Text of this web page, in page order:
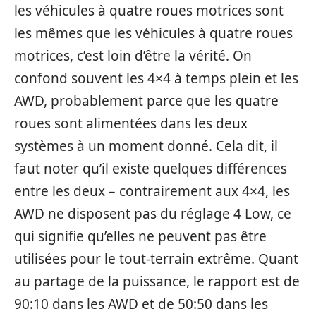
les véhicules à quatre roues motrices sont
les mêmes que les véhicules à quatre roues
motrices, c’est loin d’être la vérité. On
confond souvent les 4×4 à temps plein et les
AWD, probablement parce que les quatre
roues sont alimentées dans les deux
systèmes à un moment donné. Cela dit, il
faut noter qu’il existe quelques différences
entre les deux – contrairement aux 4×4, les
AWD ne disposent pas du réglage 4 Low, ce
qui signifie qu’elles ne peuvent pas être
utilisées pour le tout-terrain extrême. Quant
au partage de la puissance, le rapport est de
90:10 dans les AWD et de 50:50 dans les